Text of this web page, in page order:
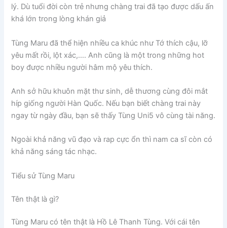
lý. Dù tuổi đời còn trẻ nhưng chàng trai đã tạo được dấu ấn
khá lớn trong lòng khán giả
Tùng Maru đã thể hiện nhiều ca khúc như Tớ thích cậu, lỡ
yêu mất rồi, lột xác,…. Anh cũng là một trong những hot
boy được nhiều người hâm mộ yêu thích.
Anh sở hữu khuôn mặt thư sinh, dễ thương cùng đôi mắt
híp giống người Hàn Quốc. Nếu bạn biết chàng trai này
ngay từ ngày đầu, bạn sẽ thấy Tùng Uni5 vô cùng tài năng.
Ngoài khả năng vũ đạo và rap cực ổn thì nam ca sĩ còn có
khả năng sáng tác nhạc.
Tiểu sử Tùng Maru
Tên thật là gì?
Tùng Maru có tên thật là Hồ Lê Thanh Tùng. Với cái tên